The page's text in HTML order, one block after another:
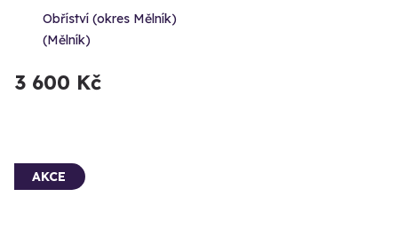
Obříství (okres Mělník)
(Mělník)
3 600 Kč
AKCE